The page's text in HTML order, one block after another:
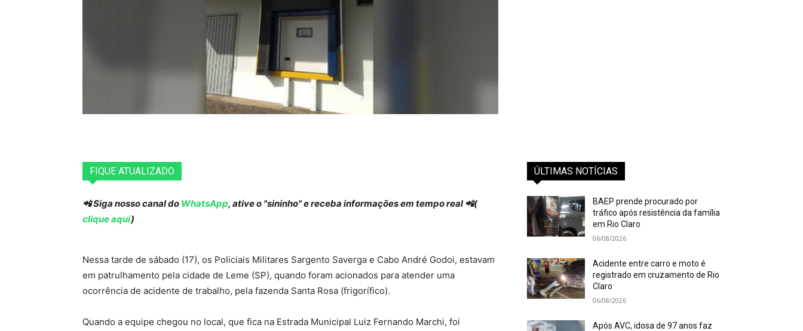
FIQUE ATUALIZADO
📲 Siga nosso canal do WhatsApp, ative o "sininho" e receba informações em tempo real 📲(
clique aqui)
Nessa tarde de sábado (17), os Policiais Militares Sargento Saverga e Cabo André Godoi, estavam
em patrulhamento pela cidade de Leme (SP), quando foram acionados para atender uma
ocorrência de acidente de trabalho, pela fazenda Santa Rosa (frigorífico).
Quando a equipe chegou no local, que fica na Estrada Municipal Luiz Fernando Marchi, foi
ÚLTIMAS NOTÍCIAS
BAEP prende procurado por
tráfico após resistência da família
em Rio Claro
06/08/2026
Acidente entre carro e moto é
registrado em cruzamento de Rio
Claro
06/08/2026
Após AVC, idosa de 97 anos faz